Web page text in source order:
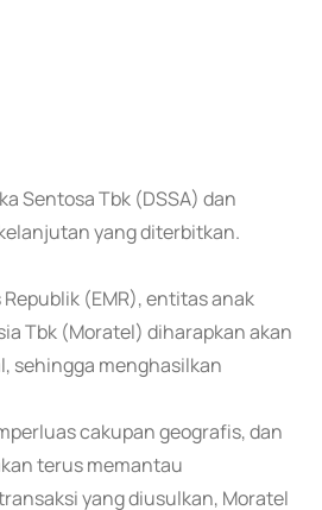
Sentosa Tbk (DSSA) dan
yang diterbitkan.
(EMR), entitas anak
Tbk (Moratel) diharapkan akan
sehingga menghasilkan
cakupan geografis, dan
terus memantau
yang diusulkan, Moratel